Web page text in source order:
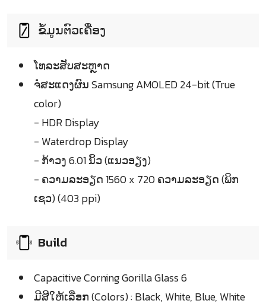
ຂໍ້ມູນຕົວເຄື່ອງ
ໂທລະສັບສະຫຼາດ
ຈໍໍສະແດງຜົນ Samsung AMOLED 24-bit (True
color)
- HDR Display
- Waterdrop Display
- ກ້າວງ 6.01 ນິ້ວ (ແນວອຽງ)
- ຄວາມລະອຽດ 1560 x 720 ຄວາມລະອຽດ (ພິກ
ເຊວ) (403 ppi)
Build
Capacitive Corning Gorilla Glass 6
ມີສີໃຫ້ເລືອກ (Colors) : Black, White, Blue, White